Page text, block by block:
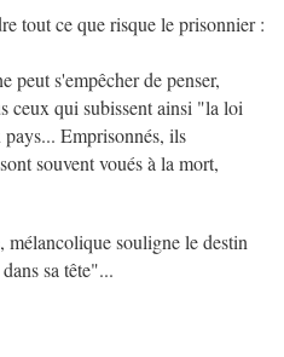
tout ce que risque le prisonnier :
peut s'empêcher de penser,
ceux qui subissent ainsi "la loi
Emprisonnés, ils
souvent voués à la mort,
mélancolique souligne le destin
sa tête"...